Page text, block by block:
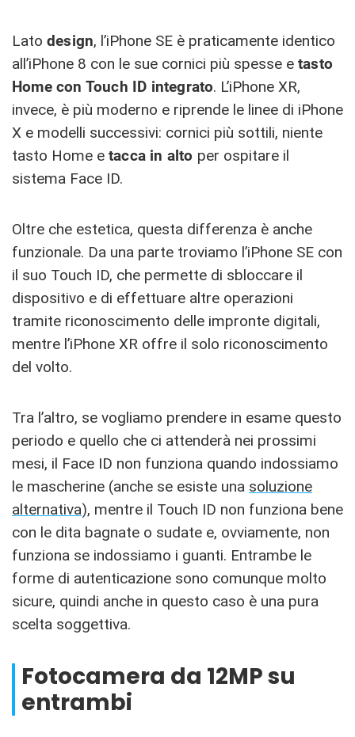
Lato design, l’iPhone SE è praticamente identico
all’iPhone 8 con le sue cornici più spesse e tasto
Home con Touch ID integrato. L’iPhone XR,
invece, è più moderno e riprende le linee di iPhone
X e modelli successivi: cornici più sottili, niente
tasto Home e tacca in alto per ospitare il
sistema Face ID.
Oltre che estetica, questa differenza è anche
funzionale. Da una parte troviamo l’iPhone SE con
il suo Touch ID, che permette di sbloccare il
dispositivo e di effettuare altre operazioni
tramite riconoscimento delle impronte digitali,
mentre l’iPhone XR offre il solo riconoscimento
del volto.
Tra l’altro, se vogliamo prendere in esame questo
periodo e quello che ci attenderà nei prossimi
mesi, il Face ID non funziona quando indossiamo
le mascherine (anche se esiste una soluzione
alternativa), mentre il Touch ID non funziona bene
con le dita bagnate o sudate e, ovviamente, non
funziona se indossiamo i guanti. Entrambe le
forme di autenticazione sono comunque molto
sicure, quindi anche in questo caso è una pura
scelta soggettiva.
Fotocamera da 12MP su
entrambi